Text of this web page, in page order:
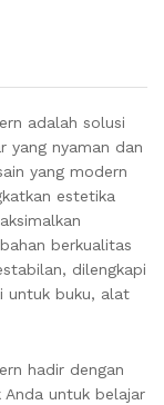
adalah solusi
yang nyaman dan
yang modern
estetika
berkualitas
dilengkapi
untuk buku, alat
hadir dengan
Anda untuk belajar